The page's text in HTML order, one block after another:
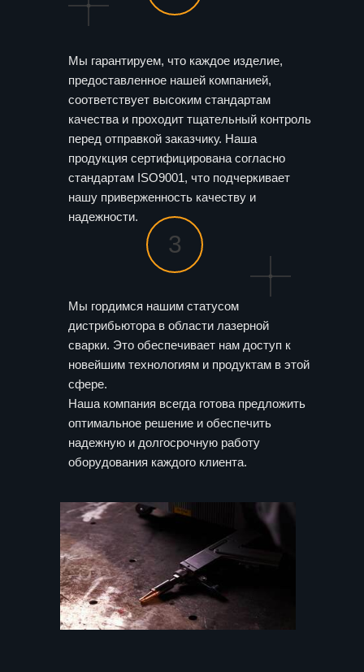
Мы гарантируем, что каждое изделие,
предоставленное нашей компанией,
соответствует высоким стандартам
качества и проходит тщательный контроль
перед отправкой заказчику. Наша
продукция сертифицирована согласно
стандартам ISO9001, что подчеркивает
нашу приверженность качеству и
надежности.
Мы гордимся нашим статусом
дистрибьютора в области лазерной
сварки. Это обеспечивает нам доступ к
новейшим технологиям и продуктам в этой
сфере.
Наша компания всегда готова предложить
оптимальное решение и обеспечить
надежную и долгосрочную работу
оборудования каждого клиента.
3